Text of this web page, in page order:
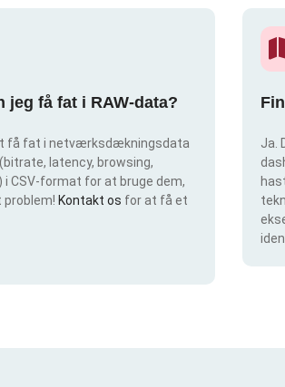
jeg få fat i RAW-data?
få fat i netværksdækningsdata
latency, browsing,
CSV-format for at bruge dem,
problem! Kontakt os for at få et
Ja.